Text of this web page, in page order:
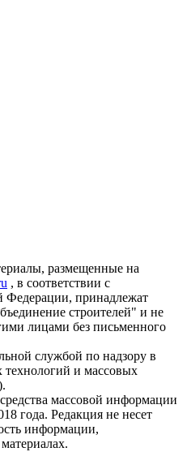
размещенные на
, в соответствии с
Федерации, принадлежат
строителей" и не
лицами без письменного
службой по надзору в
и массовых
массовой информации
года. Редакция не несет
информации,